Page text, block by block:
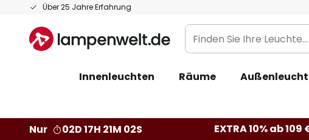
Über 25 Jahre Erfahrung
Zum
springen
Finden
Sie
Leuchte...
Innenleuchten Räume
Nur
02D 17H 21M 02S EXTRA 10% ab 109